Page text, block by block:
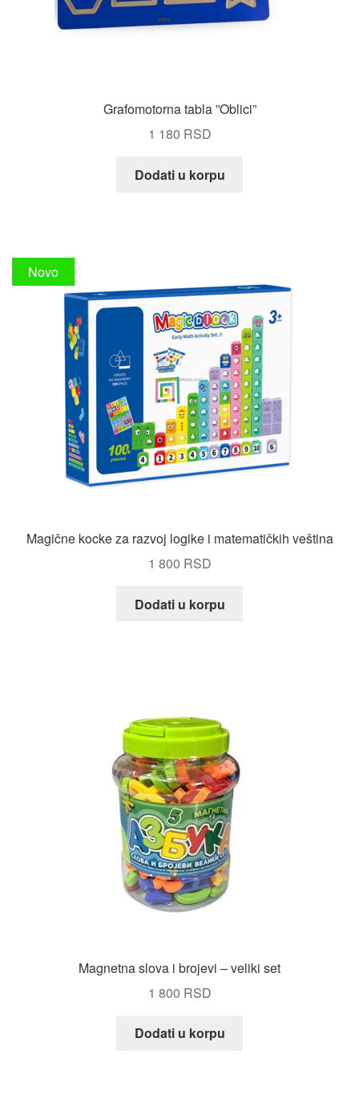
Grafomotorna tabla ”Oblici”
1 180 RSD
Dodati u korpu
Novo
Magične kocke za razvoj logike i matematičkih veština
1 800 RSD
Dodati u korpu
Magnetna slova i brojevi – veliki set
1 800 RSD
Dodati u korpu